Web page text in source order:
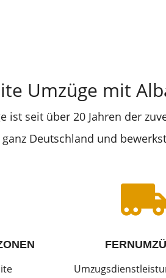
Umzüge mit
ist seit über 20 Jahren der
Deutschland und
